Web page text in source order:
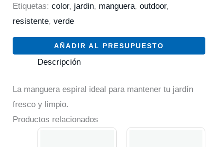
Etiquetas:color, jardin, manguera,outdoor,
resistente,verde
AÑADIR AL PRESUPUESTO
Descripción
La manguera espiral ideal para mantener tu jardín
fresco y limpio.
Productos relacionados